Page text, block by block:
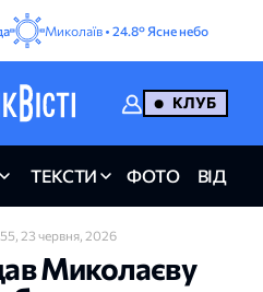
Миколаїв • 24.8° Ясне небо
КЛУБ
ТЕКСТИ ФОТО ВІДЕО
23 червня, 2026
Миколаєву